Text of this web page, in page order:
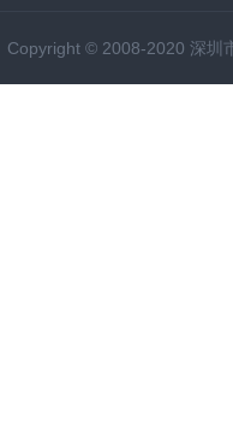
Copyright © 2008-2020 深圳